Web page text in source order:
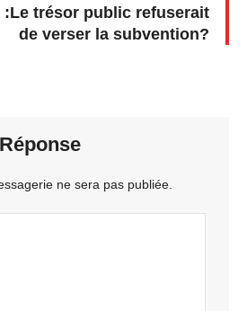
:Le trésor public refuserait
de verser la subvention?
ne sera pas publiée.